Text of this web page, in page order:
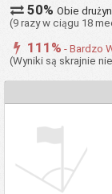
50%Obie
(9 razy w ciągu 18
111% - Bardzo
(Wyniki są skrajnie